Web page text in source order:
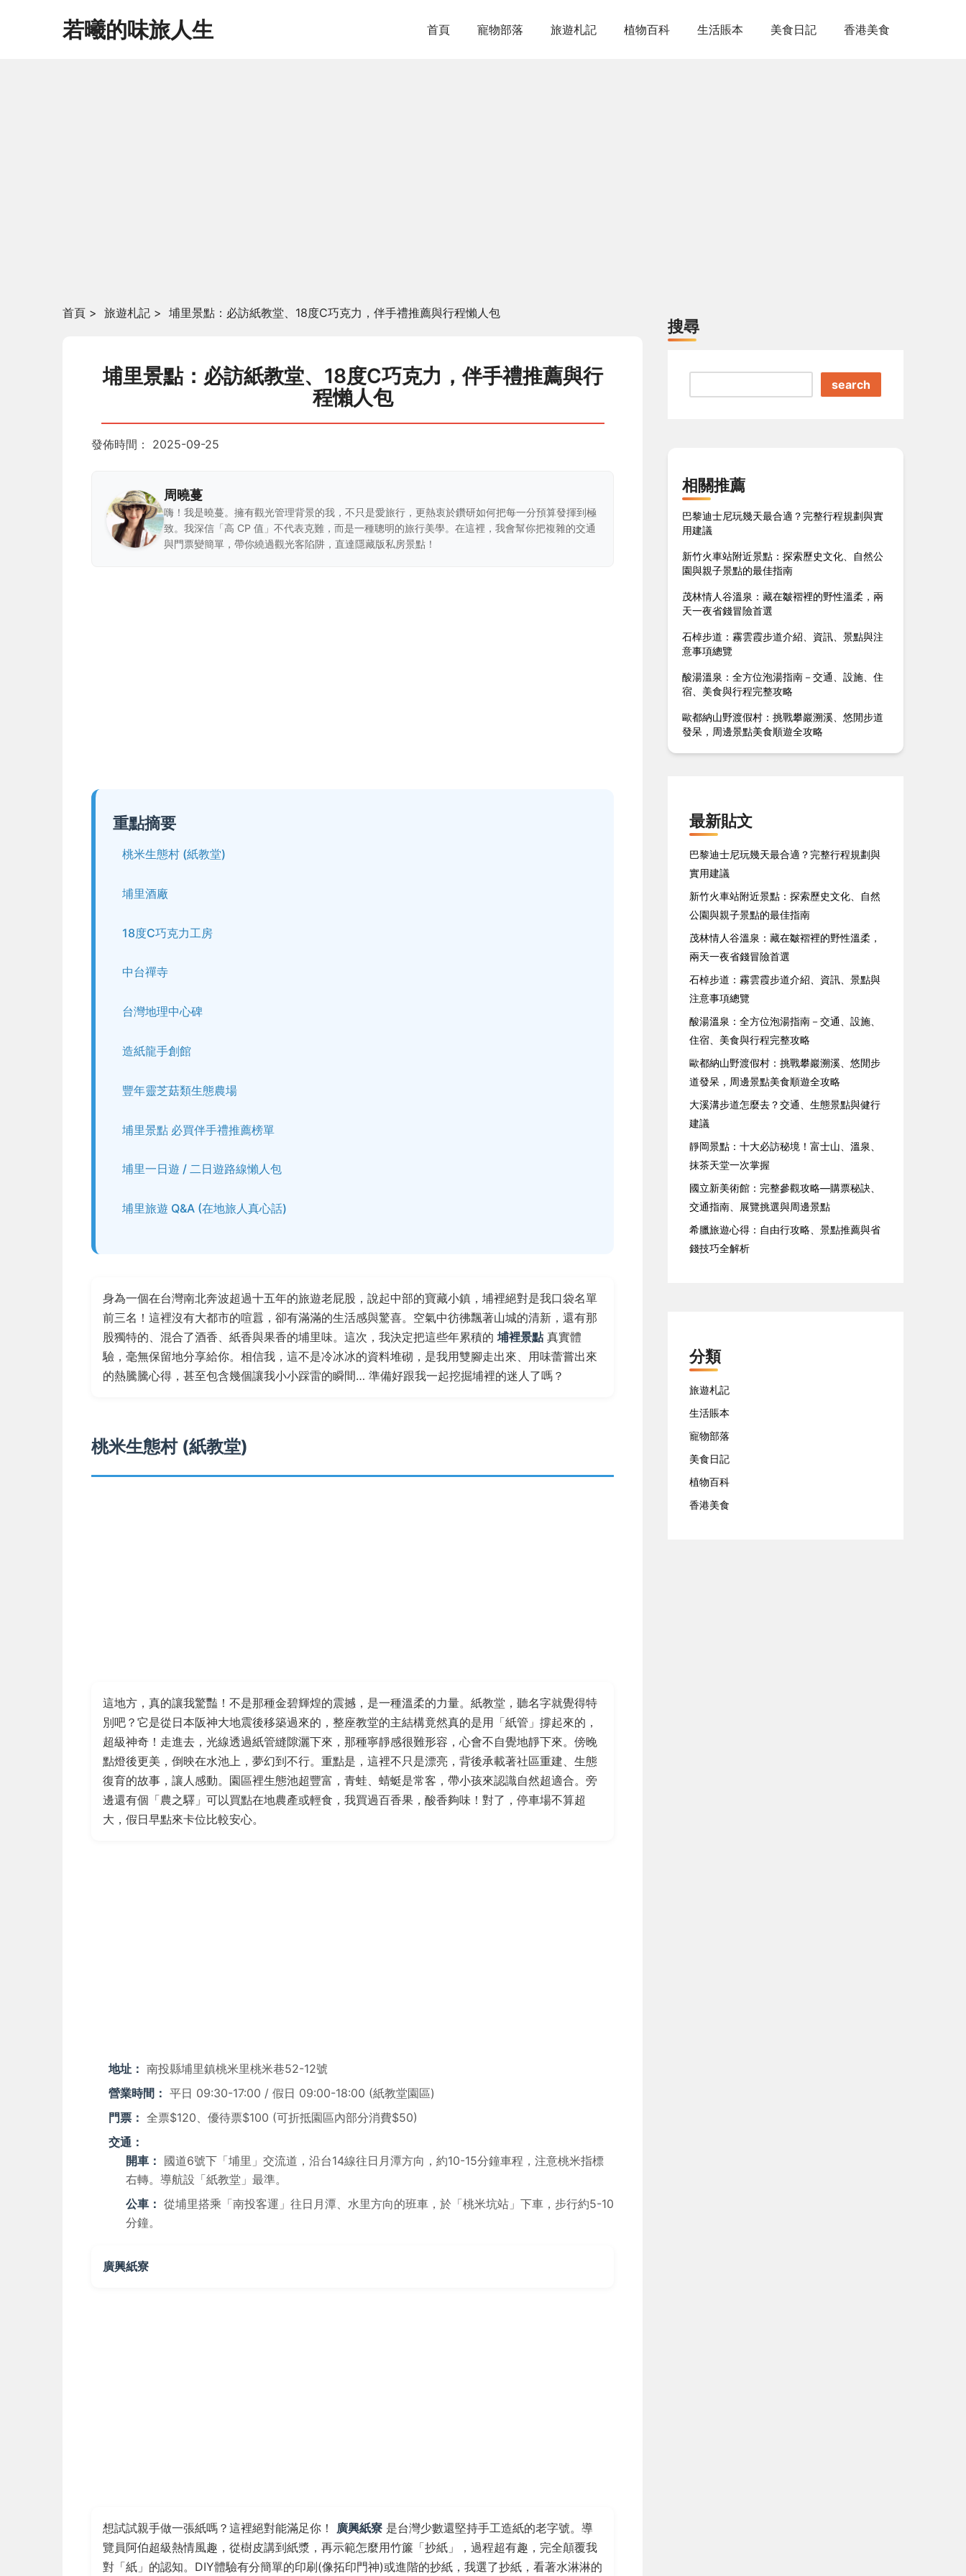
若曦的味旅人生 首頁 寵物部落 旅遊札記 植物百科 生活賬本 美食日記 香港美食
首頁 > 旅遊札記 > 埔里景點：必訪紙教堂、18度C巧克力，伴手禮推薦與行程懶人包
埔里景點：必訪紙教堂、18度C巧克力，伴手禮推薦與行
程懶人包
發佈時間： 2025-09-25
周曉蔓
嗨！我是曉蔓。擁有觀光管理背景的我，不只是愛旅行，更熱衷於鑽研如何把每一分預算發揮到極
致。我深信「高 CP 值」不代表克難，而是一種聰明的旅行美學。在這裡，我會幫你把複雜的交通
與門票變簡單，帶你繞過觀光客陷阱，直達隱藏版私房景點！
重點摘要
桃米生態村 (紙教堂)
埔里酒廠
18度C巧克力工房
中台禪寺
台灣地理中心碑
造紙龍手創館
豐年靈芝菇類生態農場
埔里景點 必買伴手禮推薦榜單
埔里一日遊 / 二日遊路線懶人包
埔里旅遊 Q&A (在地旅人真心話)
身為一個在台灣南北奔波超過十五年的旅遊老屁股，說起中部的寶藏小鎮，埔裡絕對是我口袋名單
前三名！這裡沒有大都市的喧囂，卻有滿滿的生活感與驚喜。空氣中彷彿飄著山城的清新，還有那
股獨特的、混合了酒香、紙香與果香的埔里味。這次，我決定把這些年累積的 埔裡景點真實體
驗，毫無保留地分享給你。相信我，這不是冷冰冰的資料堆砌，是我用雙腳走出來、用味蕾嘗出來
的熱騰騰心得，甚至包含幾個讓我小小踩雷的瞬間… 準備好跟我一起挖掘埔裡的迷人了嗎？
桃米生態村 (紙教堂)
這地方，真的讓我驚豔！不是那種金碧輝煌的震撼，是一種溫柔的力量。紙教堂，聽名字就覺得特
別吧？它是從日本阪神大地震後移築過來的，整座教堂的主結構竟然真的是用「紙管」撐起來的，
超級神奇！走進去，光線透過紙管縫隙灑下來，那種寧靜感很難形容，心會不自覺地靜下來。傍晚
點燈後更美，倒映在水池上，夢幻到不行。重點是，這裡不只是漂亮，背後承載著社區重建、生態
復育的故事，讓人感動。園區裡生態池超豐富，青蛙、蜻蜓是常客，帶小孩來認識自然超適合。旁
邊還有個「農之驛」可以買點在地農產或輕食，我買過百香果，酸香夠味！對了，停車場不算超
大，假日早點來卡位比較安心。
地址： 南投縣埔里鎮桃米里桃米巷52-12號
營業時間： 平日 09:30-17:00 / 假日 09:00-18:00 (紙教堂園區)
門票： 全票$120、優待票$100 (可折抵園區內部分消費$50)
交通：
開車： 國道6號下「埔里」交流道，沿台14線往日月潭方向，約10-15分鐘車程，注意桃米指標
右轉。導航設「紙教堂」最準。
公車： 從埔里搭乘「南投客運」往日月潭、水里方向的班車，於「桃米坑站」下車，步行約5-10
分鐘。
廣興紙寮
想試試親手做一張紙嗎？這裡絕對能滿足你！ 廣興紙寮 是台灣少數還堅持手工造紙的老字號。導
覽員阿伯超級熱情風趣，從樹皮講到紙漿，再示範怎麼用竹簾「抄紙」，過程超有趣，完全顛覆我
對「紙」的認知。DIY體驗有分簡單的印刷(像拓印門神)或進階的抄紙，我選了抄紙，看著水淋淋的
搜尋
search
相關推薦
巴黎迪士尼玩幾天最合適？完整行程規劃與實
用建議
新竹火車站附近景點：探索歷史文化、自然公
園與親子景點的最佳指南
茂林情人谷溫泉：藏在皺褶裡的野性溫柔，兩
天一夜省錢冒險首選
石棹步道：霧雲霞步道介紹、資訊、景點與注
意事項總覽
酸湯溫泉：全方位泡湯指南－交通、設施、住
宿、美食與行程完整攻略
歐都納山野渡假村：挑戰攀巖溯溪、悠閒步道
發呆，周邊景點美食順遊全攻略
最新貼文
巴黎迪士尼玩幾天最合適？完整行程規劃與
實用建議
新竹火車站附近景點：探索歷史文化、自然
公園與親子景點的最佳指南
茂林情人谷溫泉：藏在皺褶裡的野性溫柔，
兩天一夜省錢冒險首選
石棹步道：霧雲霞步道介紹、資訊、景點與
注意事項總覽
酸湯溫泉：全方位泡湯指南－交通、設施、
住宿、美食與行程完整攻略
歐都納山野渡假村：挑戰攀巖溯溪、悠閒步
道發呆，周邊景點美食順遊全攻略
大溪溝步道怎麼去？交通、生態景點與健行
建議
靜岡景點：十大必訪秘境！富士山、溫泉、
抹茶天堂一次掌握
國立新美術館：完整參觀攻略—購票秘訣、
交通指南、展覽挑選與周邊景點
希臘旅遊心得：自由行攻略、景點推薦與省
錢技巧全解析
分類
旅遊札記
生活賬本
寵物部落
美食日記
植物百科
香港美食